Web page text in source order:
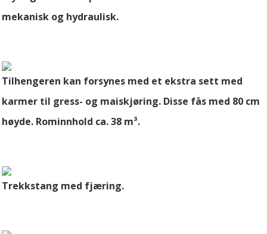
mekanisk og hydraulisk.
Tilhengeren kan forsynes med et ekstra sett med
karmer til gress- og maiskjøring. Disse fås med 80 cm
høyde. Rominnhold ca. 38 m³.
Trekkstang med fjæring.